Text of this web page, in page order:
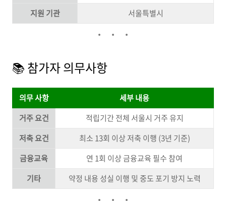
지원 기관
서울특별시
📚 참가자 의무사항
의무 사항 세부내용
거주 요건
적립기간 전체 서울시 거주 유지
저축 요건
최소 13회 이상 저축 이행 (3년 기준)
금융교육
연 1회 이상 금융교육 필수 참여
기타
약정 내용 성실 이행 및 중도 포기 방지 노력